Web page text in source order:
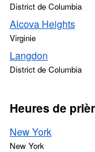
District de Columbia
Alcova Heights
Virginie
Langdon
District de Columbia
Heures de
New York
New York